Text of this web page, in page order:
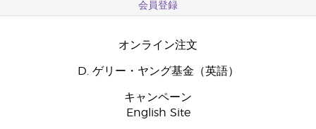
会員登録
オンライン注文
D. ゲリー・ヤング基金（英語）
キャンペーン
English Site